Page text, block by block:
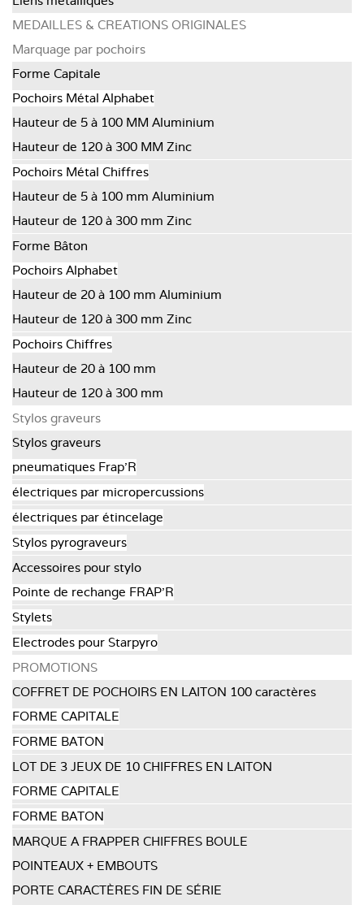
MEDAILLES & CREATIONS ORIGINALES
Marquage par pochoirs
Forme Capitale
Pochoirs Métal Alphabet
Hauteur de 5 à 100 MM Aluminium
Hauteur de 120 à 300 MM Zinc
Pochoirs Métal Chiffres
Hauteur de 5 à 100 mm Aluminium
Hauteur de 120 à 300 mm Zinc
Forme Bâton
Pochoirs Alphabet
Hauteur de 20 à 100 mm Aluminium
Hauteur de 120 à 300 mm Zinc
Pochoirs Chiffres
Hauteur de 20 à 100 mm
Hauteur de 120 à 300 mm
Stylos graveurs
Stylos graveurs
pneumatiques Frap'R
électriques par micropercussions
électriques par étincelage
Stylos pyrograveurs
Accessoires pour stylo
Pointe de rechange FRAP’R
Stylets
Electrodes pour Starpyro
PROMOTIONS
COFFRET DE POCHOIRS EN LAITON 100 caractères
FORME CAPITALE
FORME BATON
LOT DE 3 JEUX DE 10 CHIFFRES EN LAITON
FORME CAPITALE
FORME BATON
MARQUE A FRAPPER CHIFFRES BOULE
POINTEAUX + EMBOUTS
PORTE CARACTÈRES FIN DE SÉRIE